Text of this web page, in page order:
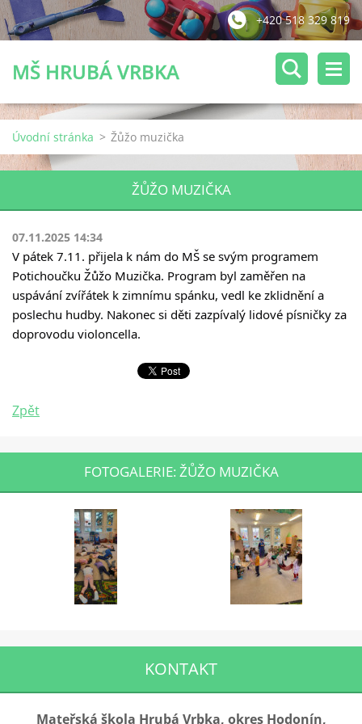
+420 518 329 819
MŠ HRUBÁ VRBKA
Úvodní stránka > Žůžo muzička
ŽŮŽO MUZIČKA
07.11.2025 14:34
V pátek 7.11. přijela k nám do MŠ se svým programem
Potichoučku Žůžo Muzička. Program byl zaměřen na
uspávání zvířátek k zimnímu spánku, vedl ke zklidnění a
poslechu hudby. Nakonec si děti zazpívalý lidové písničky za
doprovodu violoncella.
Zpět
FOTOGALERIE: ŽŮŽO MUZIČKA
KONTAKT
Mateřská škola Hrubá Vrbka, okres Hodonín,